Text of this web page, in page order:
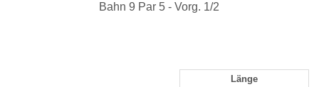
Bahn 9 Par 5 - Vorg. 1/2
Länge